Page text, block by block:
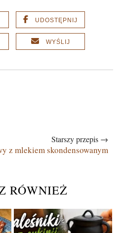
UDOSTĘPNIJ
WYŚLIJ
Starszy przepis →
z mlekiem skondensowanym
RÓWNIEŻ